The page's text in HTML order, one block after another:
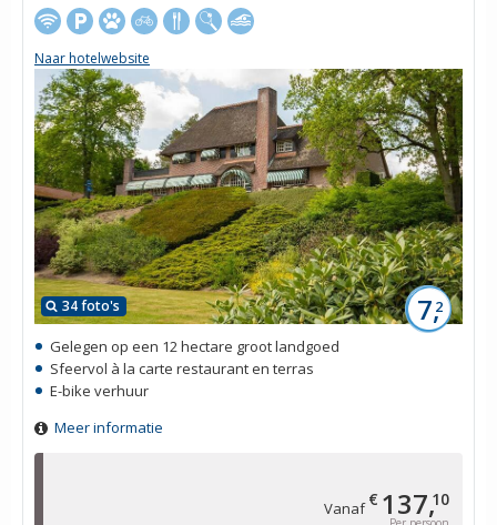
Vanaf€ 137,10
34 foto's 7,2
Naar hotelwebsite
Gelegen op een 12 hectare groot landgoed
Sfeervol à la carte restaurant en terras
E-bike verhuur
Meer informatie